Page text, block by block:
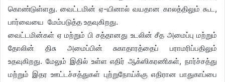
கொண்டுள்ளது. வைட்டமின் ஏ-யினால் வயதான காலத்திலும் கூட,
பார்வையை மேம்படுத்த உதவுகிறது.
வைட்டமின்கள் ஏ மற்றும் பி சத்தானது உடலின் சீத அமைப்பு மற்றும்
தோலின் திசு அமைப்பின் சுகாதாரத்தைப் பராமரிப்பதிலும்
உதவுகிறது. மேலும் இதில் உள்ள எதிர் ஆக்ஸிகரணிகள், நார்ச்சத்து
மற்றும் இதர ஊட்டச்சத்துகள் புற்றுநோய்க்கு எதிரான பாதுகாப்பை